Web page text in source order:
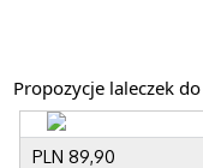
Propozycje laleczek